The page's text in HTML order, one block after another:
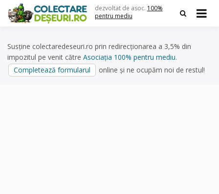
content
dezvoltat de asoc. 100%
pentru mediu
Susține colectaredeseuri.ro prin redirecționarea a 3,5% din
impozitul pe venit către Asociația 100% pentru mediu.
Completează formularul
online și ne ocupăm noi de restul!